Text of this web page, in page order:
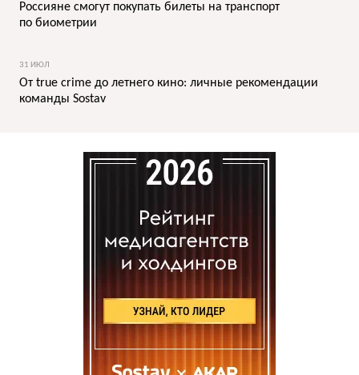
Россияне смогут покупать билеты на транспорт
по биометрии
31 ИЮЛ
От true crime до летнего кино: личные рекомендации
команды Sostav